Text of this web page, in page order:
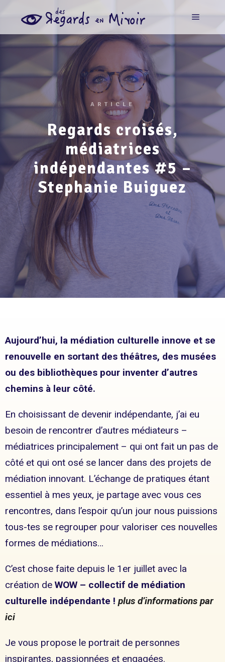
ARTICLE
Regards croisés,
médiatrices
indépendantes #5 –
Stephanie Buiguez
Aujourd’hui, la médiation culturelle innove et se
renouvelle en sortant des théâtres, des musées
ou des bibliothèques pour inventer d’autres
chemins à leur côté.
En choisissant de devenir indépendante, j’ai eu
besoin de rencontrer d’autres médiateurs –
médiatrices principalement – qui ont fait un pas de
côté et qui ont osé se lancer dans des projets de
médiation innovant. L’échange de pratiques étant
essentiel à mes yeux, je partage avec vous ces
rencontres, dans l’espoir qu’un jour nous puissions
tous-tes se regrouper pour valoriser ces nouvelles
formes de médiations…
C’est chose faite depuis le 1er juillet avec la
création de WOW – collectif de médiation
culturelle indépendante ! plus d’informations par
ici
Je vous propose le portrait de personnes
inspirantes, passionnées et engagées.